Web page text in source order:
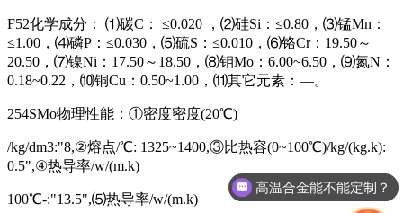
F52化学成分： ⑴碳C： ≤0.020 ，⑵硅Si：≤0.80，⑶锰Mn：
≤1.00，⑷磷P：≤0.030，⑸硫S：≤0.010，⑹铬Cr：19.50～
20.50，⑺镍Ni：17.50～18.50，⑻钼Mo：6.00~6.50，⑼氮N：
0.18~0.22，⑽铜Cu：0.50~1.00，⑾其它元素：—。
254SMo物理性能：①密度密度(20℃)
/kg/dm3:"8,②熔点/℃: 1325~1400,③比热容(0~100℃)/kg/(kg.k):
0.5",④热导率/w/(m.k)
100℃-:"13.5",⑸热导率/w/(m.k)
高温合金能不能定制？